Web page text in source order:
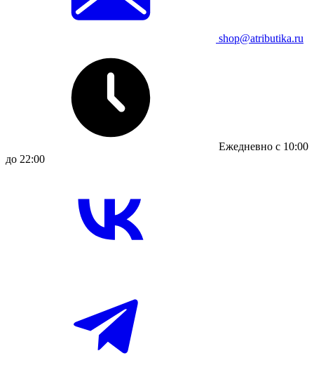
shop@atributika.ru
Ежедневно с 10:00
до 22:00